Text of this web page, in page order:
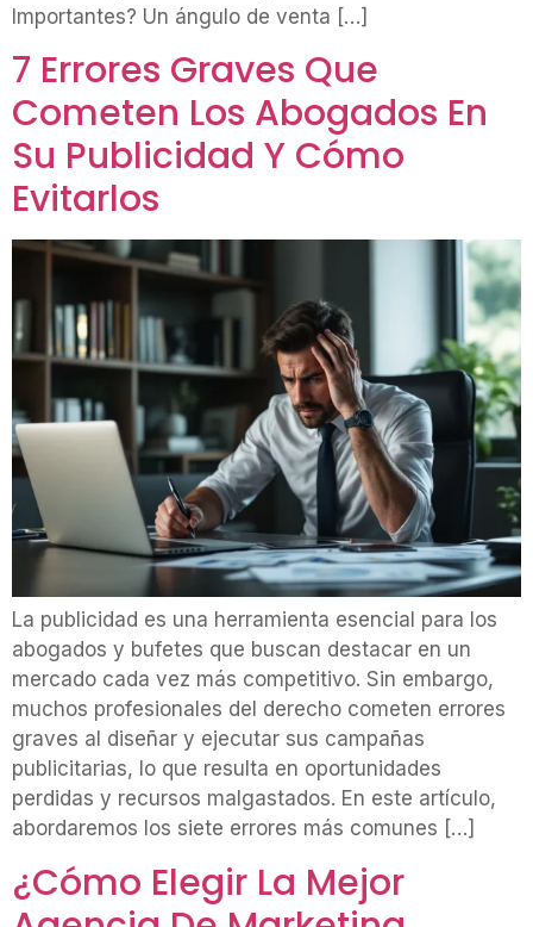
Importantes? Un ángulo de venta […]
7 Errores Graves Que
Cometen Los Abogados En
Su Publicidad Y Cómo
Evitarlos
La publicidad es una herramienta esencial para los
abogados y bufetes que buscan destacar en un
mercado cada vez más competitivo. Sin embargo,
muchos profesionales del derecho cometen errores
graves al diseñar y ejecutar sus campañas
publicitarias, lo que resulta en oportunidades
perdidas y recursos malgastados. En este artículo,
abordaremos los siete errores más comunes […]
¿Cómo Elegir La Mejor